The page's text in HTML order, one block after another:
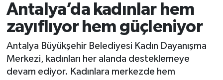
Antalya’da kadınlar hem
zayıflıyor hem güçleniyor
Antalya Büyükşehir Belediyesi Kadın Dayanışma
Merkezi, kadınları her alanda desteklemeye
devam ediyor. Kadınlara merkezde hem
Bölge
EĞİTİM
Ekonomi
Antalya Trafik Yoğunluk Haritası
Süper Lig Puan Durumu ve Fikstür
Tüm Manşetler